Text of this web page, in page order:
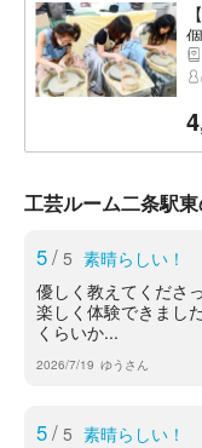
工芸ルーム二条駅
5/ 5 素晴らしい！
優しく教えてくださ
楽しく体験できまし
くらいか...
2026/7/19 ゆうさん
5/ 5 素晴らしい！